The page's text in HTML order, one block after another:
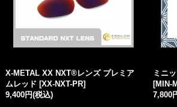
X-METAL XX NXT®レンズ プレミア
ムレッド [XX-NXT-PR]
9,400円(税込)
ミニ
[MIN-
7,800